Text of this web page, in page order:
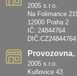
2005 s.r.o.
Na Folimance
12000 Praha 2
IČ: 24844764
DIČ:CZ24844764
Provozovna,
2005 s.r.o.
Kuňovice 43